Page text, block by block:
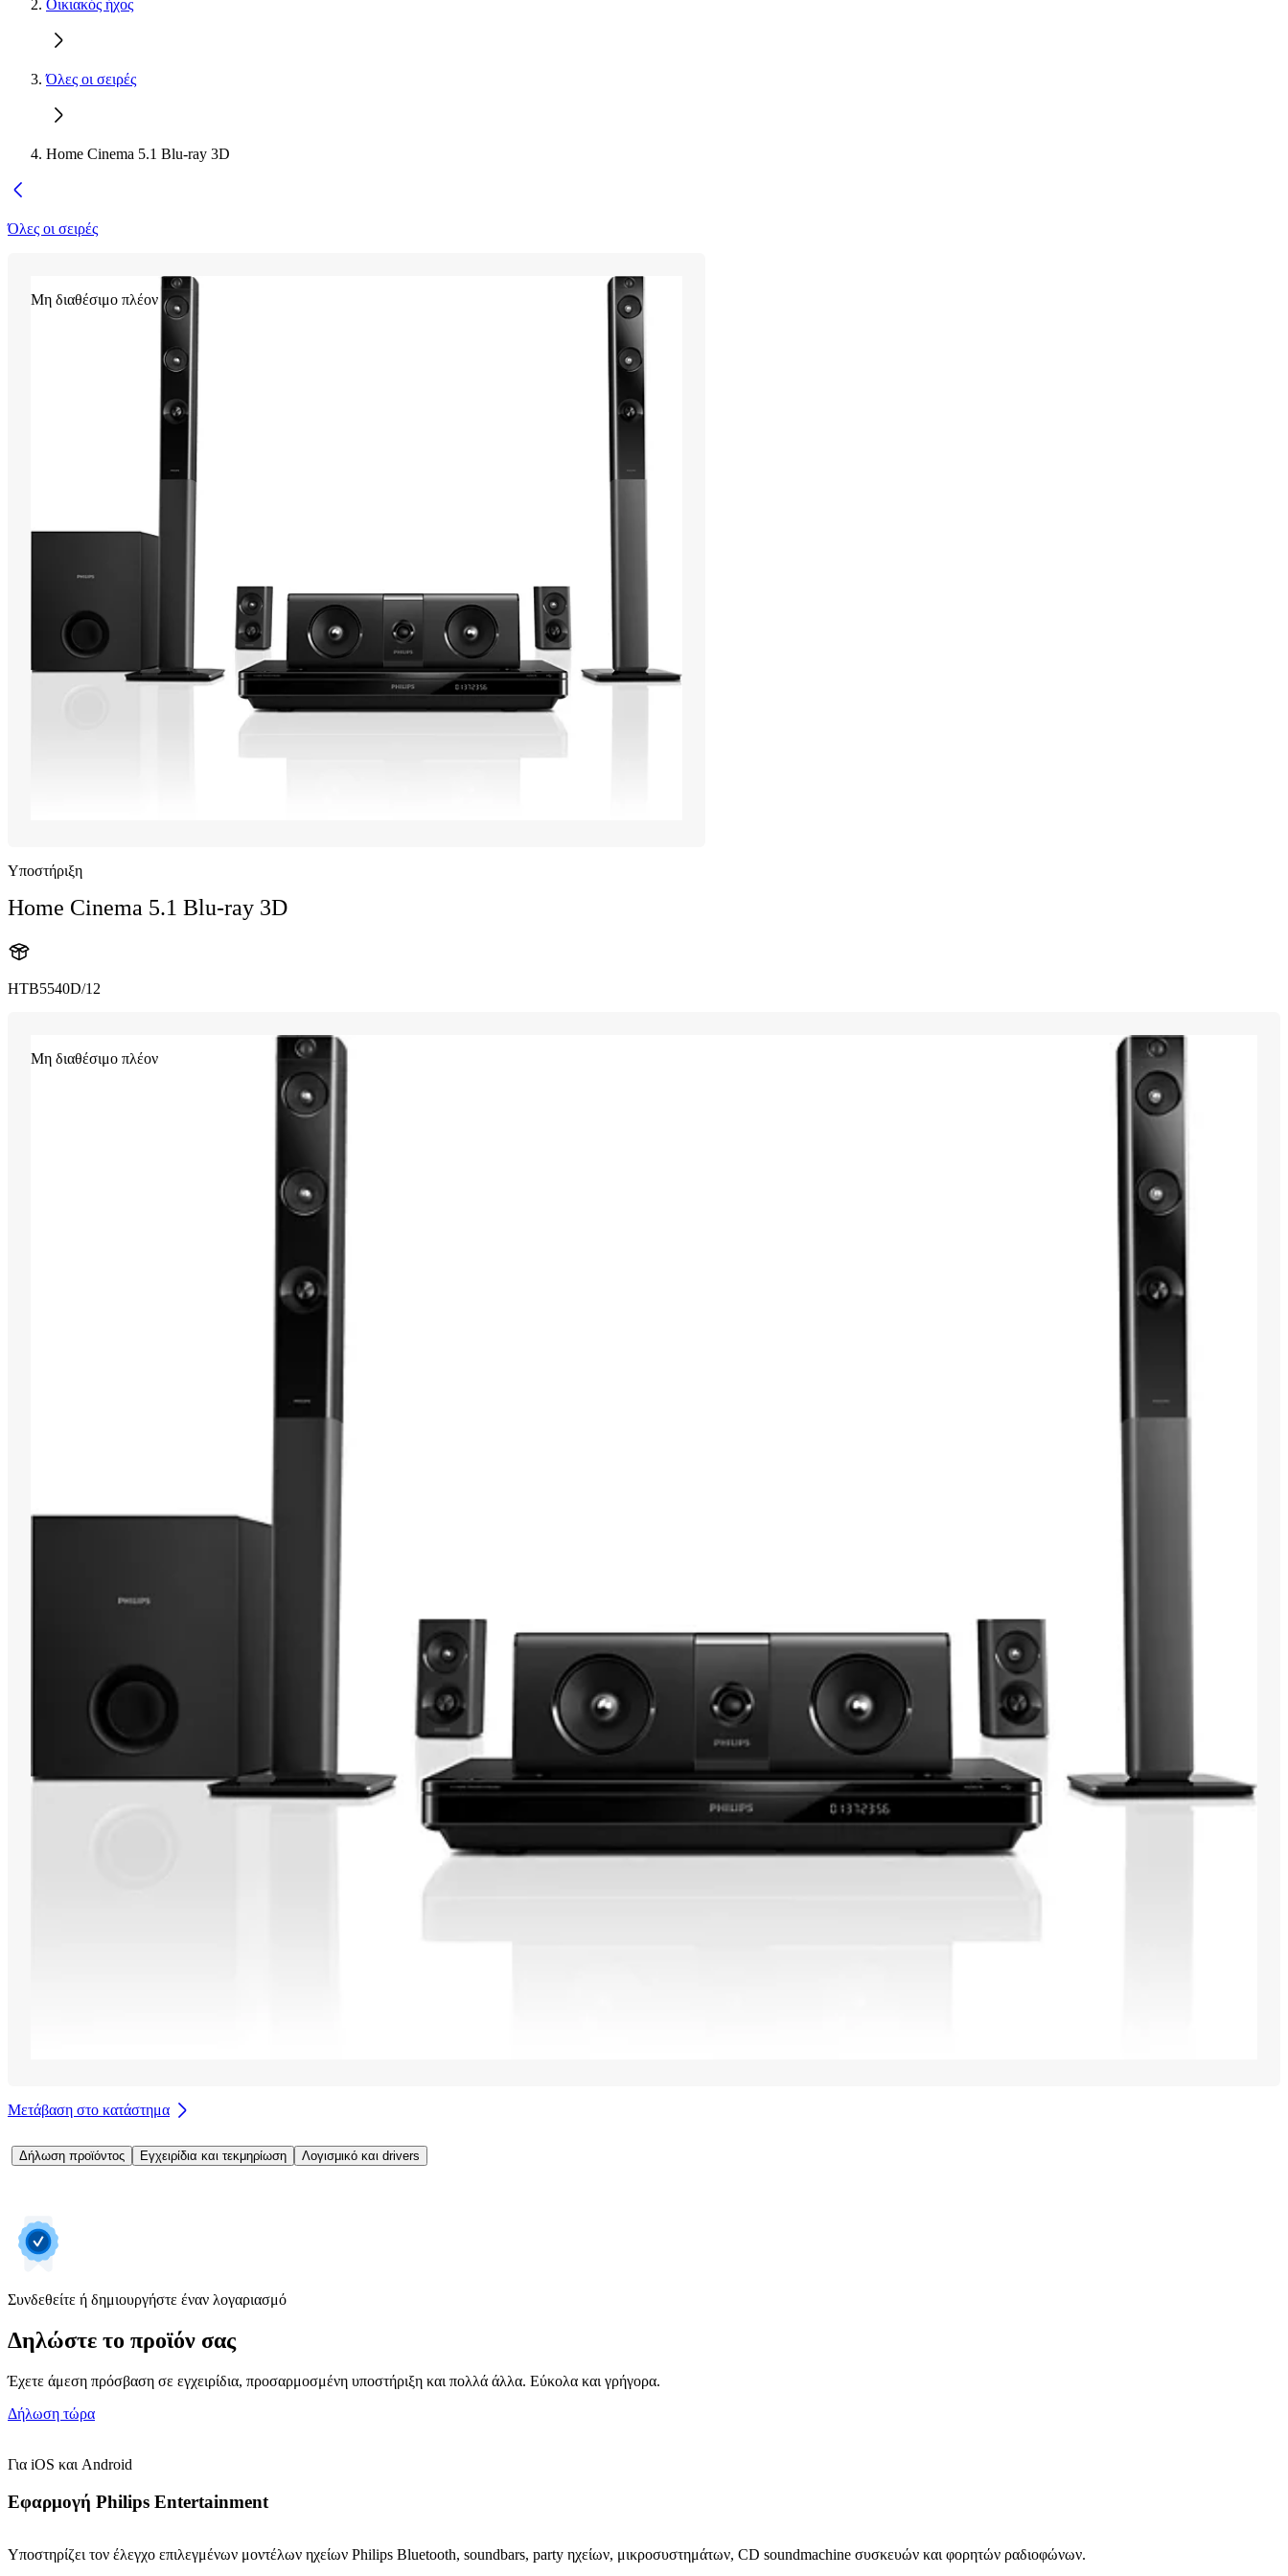
Οικιακός ήχος
Όλες οι σειρές
Home Cinema 5.1 Blu-ray 3D
Όλες οι σειρές
Μη διαθέσιμο πλέον
Υποστήριξη
Home Cinema 5.1 Blu-ray 3D
HTB5540D/12
Μη διαθέσιμο πλέον
Μετάβαση στο κατάστημα
Δήλωση προϊόντος Εγχειρίδια και τεκμηρίωση Λογισμικό και drivers
Συνδεθείτε ή δημιουργήστε έναν λογαριασμό
Δηλώστε το προϊόν σας
Έχετε άμεση πρόσβαση σε εγχειρίδια, προσαρμοσμένη υποστήριξη και πολλά άλλα. Εύκολα και γρήγορα.
Δήλωση τώρα
Για iOS και Android
Εφαρμογή Philips Entertainment
Υποστηρίζει τον έλεγχο επιλεγμένων μοντέλων ηχείων Philips Bluetooth, soundbars, party ηχείων, μικροσυστημάτων, CD soundmachine συσκευών και φορητών ραδιοφώνων.